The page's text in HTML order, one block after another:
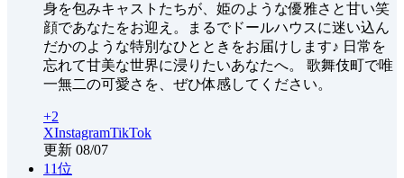
身を包みキャストたちが、姫のような優雅さと甘い笑
顔であなたをお迎え。まるでドールハウスに迷い込ん
だかのような特別なひとときをお届けします♪ 日常を
忘れて甘美な世界に浸りたいあなたへ。 歌舞伎町で唯
一無二の可愛さを、ぜひ体感してください。
+2
XInstagramTikTok
更新 08/07
11位